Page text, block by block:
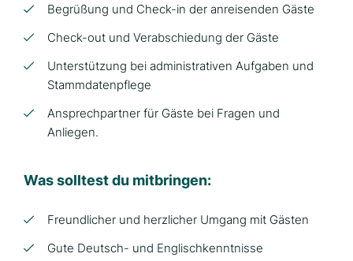
Begrüßung und Check-in der anreisenden Gäste
Check-out und Verabschiedung der Gäste
Unterstützung bei administrativen Aufgaben und
Stammdatenpflege
Ansprechpartner für Gäste bei Fragen und
Anliegen.
Was solltest du mitbringen:
Freundlicher und herzlicher Umgang mit Gästen
Gute Deutsch- und Englischkenntnisse